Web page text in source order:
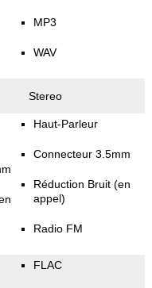
MP3
WAV
Stereo
Haut-Parleur
Connecteur 3.5mm
Réduction Bruit (en
appel)
Radio FM
FLAC